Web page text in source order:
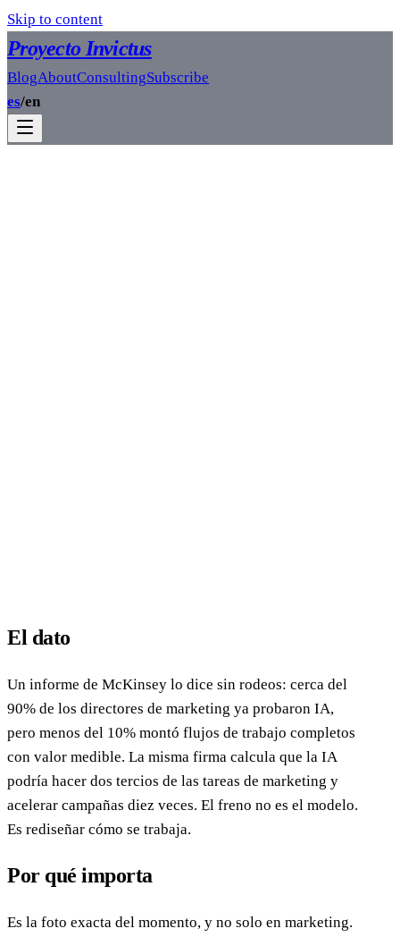
Skip to content
Proyecto Invictus
BlogAboutConsultingSubscribe
es/en
El dato
Un informe de McKinsey lo dice sin rodeos: cerca del
90% de los directores de marketing ya probaron IA,
pero menos del 10% montó flujos de trabajo completos
con valor medible. La misma firma calcula que la IA
podría hacer dos tercios de las tareas de marketing y
acelerar campañas diez veces. El freno no es el modelo.
Es rediseñar cómo se trabaja.
Por qué importa
Es la foto exacta del momento, y no solo en marketing.